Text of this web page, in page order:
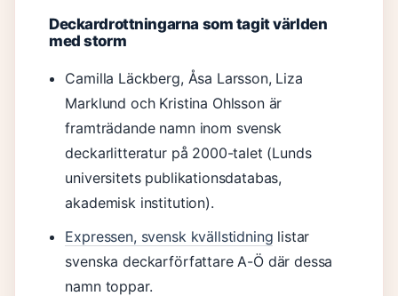
Deckardrottningarna som tagit världen
med storm
Camilla Läckberg, Åsa Larsson, Liza
Marklund och Kristina Ohlsson är
framträdande namn inom svensk
deckarlitteratur på 2000-talet (Lunds
universitets publikationsdatabas,
akademisk institution).
Expressen, svensk kvällstidning listar
svenska deckarförfattare A-Ö där dessa
namn toppar.